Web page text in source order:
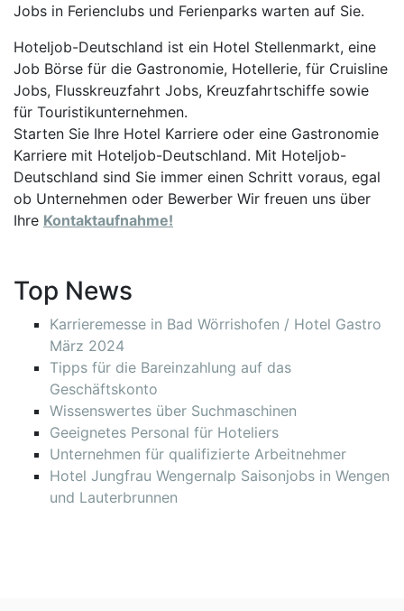
Jobs in Ferienclubs und Ferienparks warten auf Sie.
Hoteljob-Deutschland ist ein Hotel Stellenmarkt, eine
Job Börse für die Gastronomie, Hotellerie, für Cruisline
Jobs, Flusskreuzfahrt Jobs, Kreuzfahrtschiffe sowie
für Touristikunternehmen.
Starten Sie Ihre Hotel Karriere oder eine Gastronomie
Karriere mit Hoteljob-Deutschland. Mit Hoteljob-
Deutschland sind Sie immer einen Schritt voraus, egal
ob Unternehmen oder Bewerber Wir freuen uns über
Ihre Kontaktaufnahme!
Top News
Karrieremesse in Bad Wörrishofen / Hotel Gastro
März 2024
Tipps für die Bareinzahlung auf das
Geschäftskonto
Wissenswertes über Suchmaschinen
Geeignetes Personal für Hoteliers
Unternehmen für qualifizierte Arbeitnehmer
Hotel Jungfrau Wengernalp Saisonjobs in Wengen
und Lauterbrunnen